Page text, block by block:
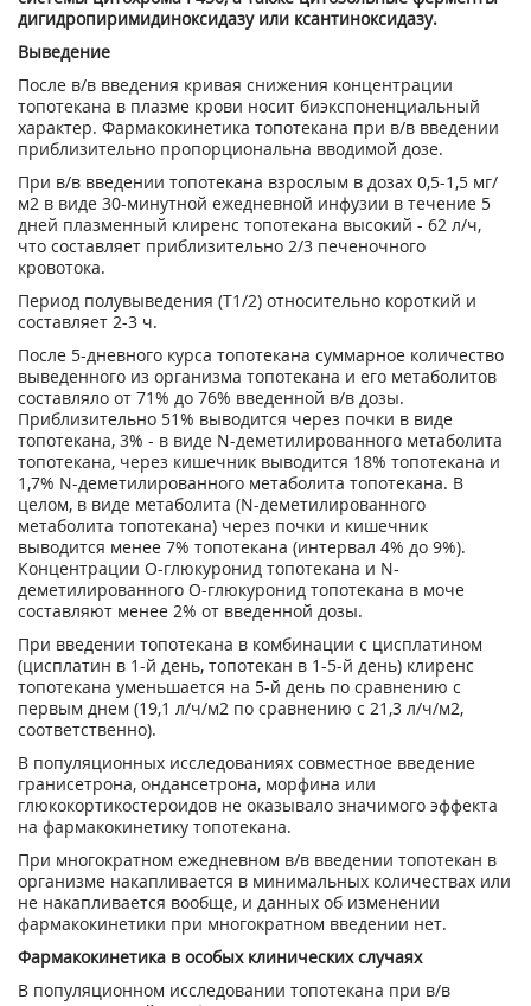
дигидропиримидиноксидазу или ксантиноксидазу.
Выведение
После в/в введения кривая снижения концентрации
топотекана в плазме крови носит биэкспоненциальный
характер. Фармакокинетика топотекана при в/в введении
приблизительно пропорциональна вводимой дозе.
При в/в введении топотекана взрослым в дозах 0,5-1,5 мг/
м2 в виде 30-минутной ежедневной инфузии в течение 5
дней плазменный клиренс топотекана высокий - 62 л/ч,
что составляет приблизительно 2/3 печеночного
кровотока.
Период полувыведения (Т1/2) относительно короткий и
составляет 2-3 ч.
После 5-дневного курса топотекана суммарное количество
выведенного из организма топотекана и его метаболитов
составляло от 71% до 76% введенной в/в дозы.
Приблизительно 51% выводится через почки в виде
топотекана, 3% - в виде N-деметилированного метаболита
топотекана, через кишечник выводится 18% топотекана и
1,7% N-деметилированного метаболита топотекана. В
целом, в виде метаболита (N-деметилированного
метаболита топотекана) через почки и кишечник
выводится менее 7% топотекана (интервал 4% до 9%).
Концентрации О-глюкуронид топотекана и N-
деметилированного О-глюкуронид топотекана в моче
составляют менее 2% от введенной дозы.
При введении топотекана в комбинации с цисплатином
(цисплатин в 1-й день, топотекан в 1-5-й день) клиренс
топотекана уменьшается на 5-й день по сравнению с
первым днем (19,1 л/ч/м2 по сравнению с 21,3 л/ч/м2,
соответственно).
В популяционных исследованиях совместное введение
гранисетрона, ондансетрона, морфина или
глюкокортикостероидов не оказывало значимого эффекта
на фармакокинетику топотекана.
При многократном ежедневном в/в введении топотекан в
организме накапливается в минимальных количествах или
не накапливается вообще, и данных об изменении
фармакокинетики при многократном введении нет.
Фармакокинетика в особых клинических случаях
В популяционном исследовании топотекана при в/в